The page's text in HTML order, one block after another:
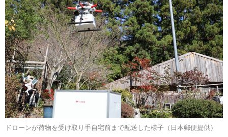
ドローンが荷物を受け取り手自宅前まで配送した様子（日本郵便提供）